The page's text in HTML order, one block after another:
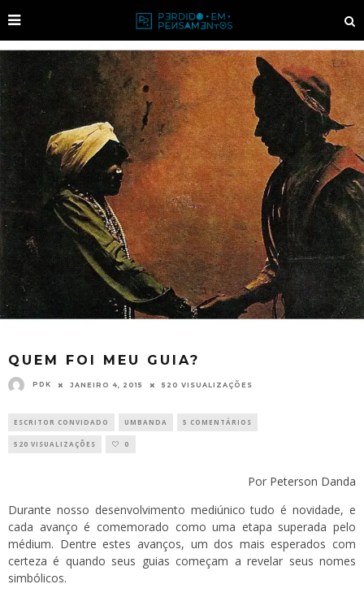
QUEM FOI MEU GUIA?
PDK JANEIRO 4, 2015 520 VISUALIZAÇÕES
ESCRITOR CONVIDADO UMBANDA 5 COMENTÁRIOS
520 VISUALIZAÇÕES 0
Por Peterson Danda
Durante nosso desenvolvimento mediúnico tudo é novidade, e
cada avanço é comemorado como uma etapa superada pelo
médium. Dentre estes avanços, um dos mais esperados com
certeza é quando seus guias começam a revelar seus nomes
simbólicos.